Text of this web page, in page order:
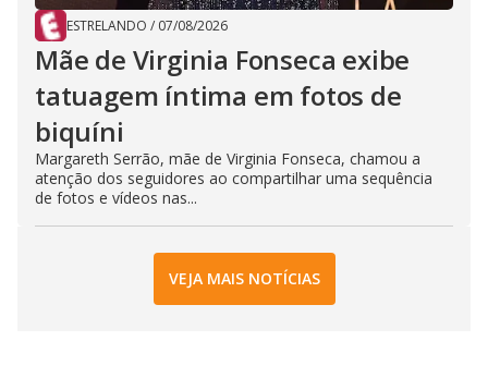
ESTRELANDO / 07/08/2026
Mãe de Virginia Fonseca exibe
tatuagem íntima em fotos de
biquíni
Margareth Serrão, mãe de Virginia Fonseca, chamou a
atenção dos seguidores ao compartilhar uma sequência
de fotos e vídeos nas...
VEJA MAIS NOTÍCIAS